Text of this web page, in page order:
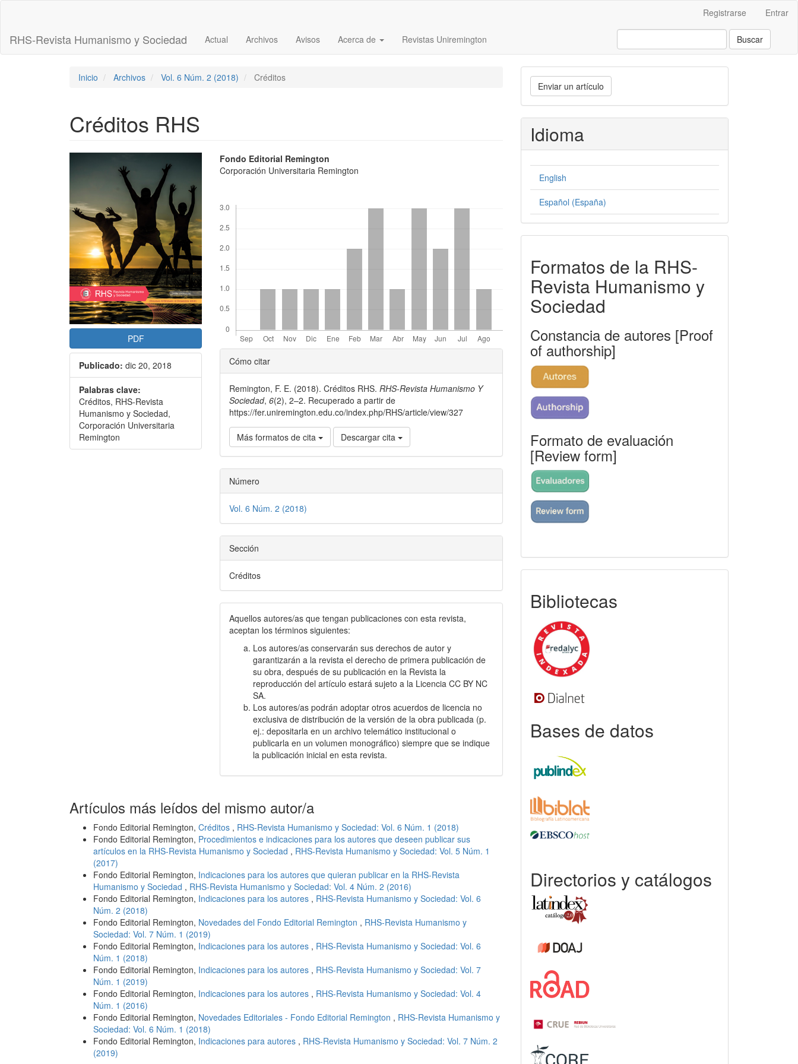
principal
Barra
Registrarse Entrar
RHS-Revista Humanismo y Sociedad Actual Archivos Avisos Acerca de Revistas Uniremington Buscar
Inicio Archivos Vol. 6 Núm. 2 (2018) Créditos
Créditos RHS
Barra
lateral
del
artículo
PDF
Publicado: dic 20, 2018
Palabras clave:
Créditos, RHS-Revista
Humanismo y Sociedad,
Corporación Universitaria
Remington
Contenido
principal
del
artículo
Fondo Editorial Remington
Corporación Universitaria Remington
Detalles
del
artículo
Cómo citar
Remington, F. E. (2018). Créditos RHS.RHS-Revista Humanismo Y
Sociedad,6(2), 2–2. Recuperado a partir de
https://fer.uniremington.edu.co/index.php/RHS/article/view/327
Más formatos de cita Descargar cita
Número
Vol. 6 Núm. 2 (2018)
Sección
Créditos
Aquellos autores/as que tengan publicaciones con esta revista,
aceptan los términos siguientes:
Los autores/as conservarán sus derechos de autor y
garantizarán a la revista el derecho de primera publicación de
su obra, después de su publicación en la Revista la
reproducción del artículo estará sujeto a la Licencia CC BY NC
SA.
Los autores/as podrán adoptar otros acuerdos de licencia no
exclusiva de distribución de la versión de la obra publicada (p.
ej.: depositarla en un archivo telemático institucional o
publicarla en un volumen monográfico) siempre que se indique
la publicación inicial en esta revista.
Artículos más leídos del mismo autor/a
Fondo Editorial Remington, Créditos , RHS-Revista Humanismo y Sociedad: Vol. 6 Núm. 1 (2018)
Fondo Editorial Remington, Procedimientos e indicaciones para los autores que deseen publicar sus
artículos en la RHS-Revista Humanismo y Sociedad , RHS-Revista Humanismo y Sociedad: Vol. 5 Núm. 1
(2017)
Fondo Editorial Remington, Indicaciones para los autores que quieran publicar en la RHS-Revista
Humanismo y Sociedad , RHS-Revista Humanismo y Sociedad: Vol. 4 Núm. 2 (2016)
Fondo Editorial Remington, Indicaciones para los autores , RHS-Revista Humanismo y Sociedad: Vol. 6
Núm. 2 (2018)
Fondo Editorial Remington, Novedades del Fondo Editorial Remington , RHS-Revista Humanismo y
Sociedad: Vol. 7 Núm. 1 (2019)
Fondo Editorial Remington, Indicaciones para los autores , RHS-Revista Humanismo y Sociedad: Vol. 6
Núm. 1 (2018)
Fondo Editorial Remington, Indicaciones para los autores , RHS-Revista Humanismo y Sociedad: Vol. 7
Núm. 1 (2019)
Fondo Editorial Remington, Indicaciones para los autores , RHS-Revista Humanismo y Sociedad: Vol. 4
Núm. 1 (2016)
Fondo Editorial Remington, Novedades Editoriales - Fondo Editorial Remington , RHS-Revista Humanismo y
Sociedad: Vol. 6 Núm. 1 (2018)
Fondo Editorial Remington, Indicaciones para autores , RHS-Revista Humanismo y Sociedad: Vol. 7 Núm. 2
(2019)
Enviar
un
artículo
Enviar un artículo
Idioma
English
Español (España)
rhs
Formatos de la RHS-
Revista Humanismo y
Sociedad
Constancia de autores [Proof
of authorship]
Formato de evaluación
[Review form]
Bibliotecas
Bases de datos
Directorios y catálogos